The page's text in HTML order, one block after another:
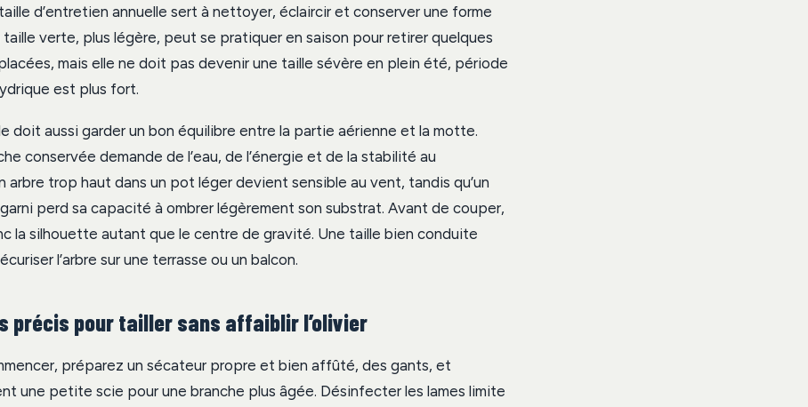
d’entretien annuelle sert à nettoyer, éclaircir et conserver une forme
taille verte, plus légère, peut se pratiquer en saison pour retirer quelques
mais elle ne doit pas devenir une taille sévère en plein été, période
est plus fort.
doit aussi garder un bon équilibre entre la partie aérienne et la motte.
conservée demande de l’eau, de l’énergie et de la stabilité au
arbre trop haut dans un pot léger devient sensible au vent, tandis qu’un
perd sa capacité à ombrer légèrement son substrat. Avant de couper,
la silhouette autant que le centre de gravité. Une taille bien conduite
l’arbre sur une terrasse ou un balcon.
précis pour tailler sans affaiblir l’olivier
préparez un sécateur propre et bien affûté, des gants, et
une petite scie pour une branche plus âgée. Désinfecter les lames limite